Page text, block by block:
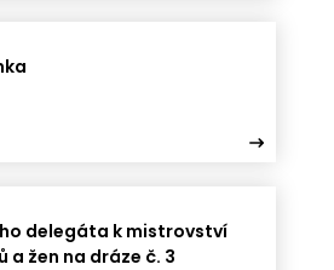
delegáta k mistrovství
a žen na dráze č. 3